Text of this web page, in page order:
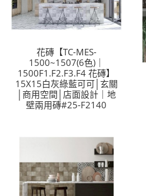
花磚【TC-MES-
1500~1507(6色)｜
1500F1.F2.F3.F4 花磚】
15X15白灰綠藍可可│玄關
│商用空間│店面設計｜地
壁兩用磚#25-F2140